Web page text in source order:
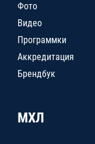
Фото
Видео
Программки
Аккредитация
Брендбук
МХЛ